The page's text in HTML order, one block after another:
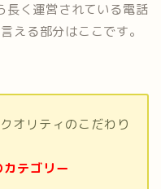
く運営されている電話
える部分はここです。
オリティのこだわり
テゴリー